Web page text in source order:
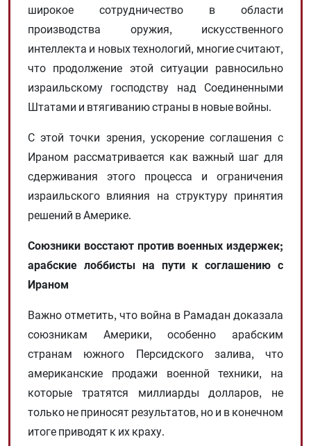
широкое сотрудничество в области
производства оружия, искусственного
интеллекта и новых технологий, многие считают,
что продолжение этой ситуации равносильно
израильскому господству над Соединенными
Штатами и втягиванию страны в новые войны.
С этой точки зрения, ускорение соглашения с
Ираном рассматривается как важный шаг для
сдерживания этого процесса и ограничения
израильского влияния на структуру принятия
решений в Америке.
Союзники восстают против военных издержек;
арабские лоббисты на пути к соглашению с
Ираном
Важно отметить, что война в Рамадан доказала
союзникам Америки, особенно арабским
странам южного Персидского залива, что
американские продажи военной техники, на
которые тратятся миллиарды долларов, не
только не приносят результатов, но и в конечном
итоге приводят к их краху.